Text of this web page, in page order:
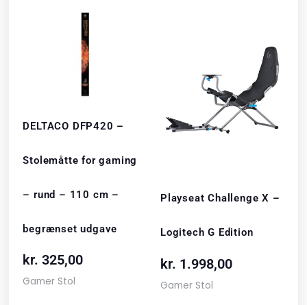
DELTACO DFP420 –
Stolemåtte for gaming
– rund – 110 cm –
begrænset udgave
kr. 325,00
Gamer Stol
Playseat Challenge X –
Logitech G Edition
kr. 1.998,00
Gamer Stol